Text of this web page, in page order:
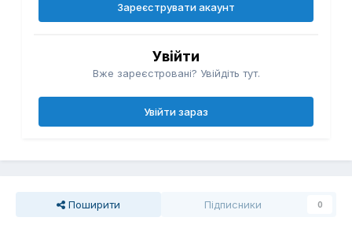
Зареєструвати акаунт
Увійти
Вже зареєстровані? Увійдіть тут.
Увійти зараз
Поширити Підписники 0